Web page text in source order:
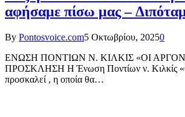
αφήσαμε πίσω μας –
By Pontosvoice.com5 Οκτωβρίου, 20250
ΕΝΩΣΗ ΠΟΝΤΙΩΝ Ν. ΚΙΛΚΙΣ «ΟΙ
ΠΡΟΣΚΛΗΣΗ Η Ένωση Ποντίων ν. Κιλκίς
προσκαλεί , η οποία θα…